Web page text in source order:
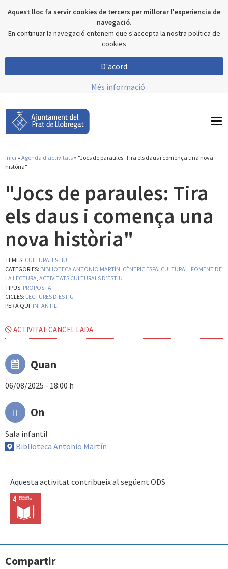
Aquest lloc fa servir cookies de tercers per millorar l'experiencia de
navegació.
En continuar la navegació entenem que s'accepta la nostra política de
cookies
D'acord
Més informació
Esteu aquí
Inici » Agenda d'activitats » "Jocs de paraules: Tira els daus i comença una nova
història"
"Jocs de paraules: Tira
els daus i comença una
nova història"
TEMES: CULTURA, ESTIU
CATEGORIES: BIBLIOTECA ANTONIO MARTÍN, CÈNTRIC ESPAI CULTURAL, FOMENT DE
LA LECTURA, ACTIVITATS CULTURALS D’ESTIU
TIPUS: PROPOSTA
CICLES: LECTURES D'ESTIU
PER A QUI: INFANTIL
ACTIVITAT CANCEL·LADA
Quan
06/08/2025 - 18:00 h
On
Sala infantil
Biblioteca Antonio Martín
Aquesta activitat contribueix al següent ODS
Compartir